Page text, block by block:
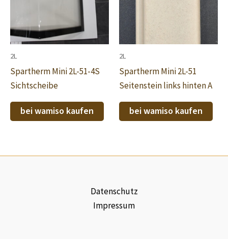
2L
Spartherm Mini 2L-51-4S
Sichtscheibe
bei wamiso kaufen
2L
Spartherm Mini 2L-51
Seitenstein links hinten A
bei wamiso kaufen
Datenschutz
Impressum